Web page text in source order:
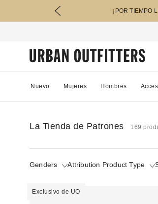
¡POR TIEMPO
Nuevo Mujeres Hombres
La Tienda de Patrones 169
Genders Attribution Product Type
Exclusivo de UO